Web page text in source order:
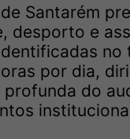
Santarém
desporto e
por dia,
do